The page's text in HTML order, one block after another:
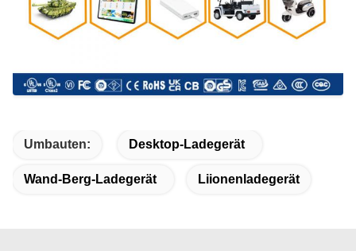
Umbauten: Desktop-Ladegerät
Wand-Berg-Ladegerät Liionenladegerät